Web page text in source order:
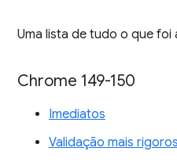
Uma lista de tudo o que
Chrome 149-150
Imediatos
Validação mais